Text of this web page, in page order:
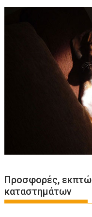
Προσφορές,
καταστημάτων